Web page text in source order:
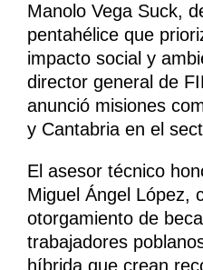
Manolo Vega Suck,
pentahélice que
impacto social y
director general de
anunció misiones
y Cantabria en el
El asesor técnico
Miguel Ángel López,
otorgamiento de
trabajadores
híbrida que crean